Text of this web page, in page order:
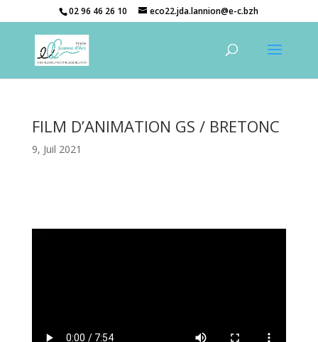
02 96 46 26 10 eco22.jda.lannion@e-c.bzh
FILM D’ANIMATION GS / BRETONC
9, Juil 2021